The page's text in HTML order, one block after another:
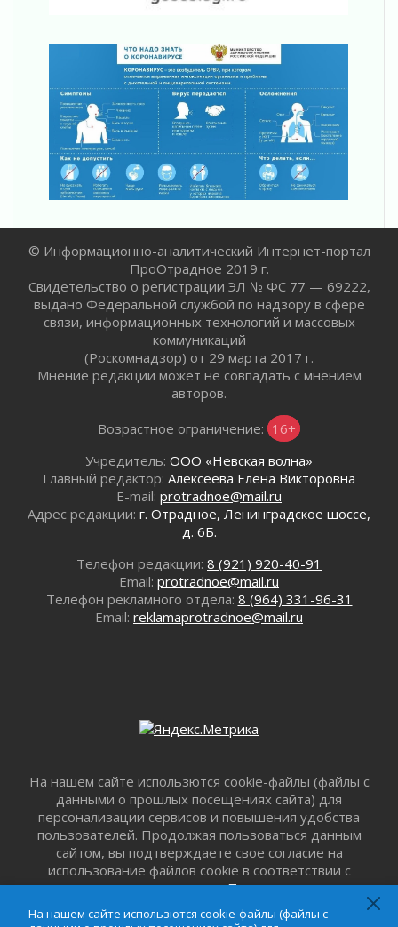
Ленинградской области о неоплаченных
Пропавшего подростка нашли в Кировском
районе Ленобласти
02 августа 2026
Жителям Ленобласти напомнили, как
действовать при укусе клеща
02 августа 2026
В Ивангороде назвали новых почетных
граждан Ленинградской области
02 августа 2026
Готовность №1
02 августа 2026
Километровые столбы «Дороги жизни»
отправили на реставрацию
02 августа 2026
Ленобласть внедрила передовую подготовку
02 августа 2026
воробушка»
02 августа 2026
Юхла, мука, кантеле и Водяной
Лето катится с горки
01 августа 2026
В Ленобласти открылась экспозиция к 150-
летию Билибина
Безмолвный крик о помощи
В музей всей семьёй
01 августа 2026
Без заявлений и очередей
01 августа 2026
Не женское это дело...уверены?
01 августа 2026
Все силы в кулак
© Информационно-аналитический Интернет-портал
ПроОтрадное 2019 г.
Свидетельство о регистрации ЭЛ № ФС 77 — 69222,
выдано Федеральной службой по надзору в сфере
связи, информационных технологий и массовых
коммуникаций
(Роскомнадзор) от 29 марта 2017 г.
Мнение редакции может не совпадать с мнением
авторов.
Возрастное ограничение: 16+
Учредитель: ООО «Невская волна»
Главный редактор: Алексеева Елена Викторовна
E-mail: protradnoe@mail.ru
Адрес редакции: г. Отрадное, Ленинградское шоссе,
д. 6Б.
Телефон редакции: 8 (921) 920-40-91
Email: protradnoe@mail.ru
Телефон рекламного отдела: 8 (964) 331-96-31
Email: reklamaprotradnoe@mail.ru
На нашем сайте использются cookie-файлы (файлы с
данными о прошлых посещениях сайта) для
персонализации сервисов и повышения удобства
пользователей. Продолжая пользоваться данным
сайтом, вы подтверждаете свое согласие на
использование файлов cookie в соответствии с
настоящим уведомлением,Пользовательским
соглашением
Соглашением о
конфиденциальности. Запретить обработку cookie
На нашем сайте использются cookie-файлы (файлы с